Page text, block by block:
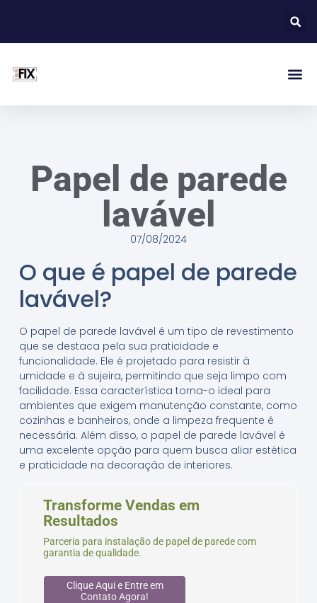
Papel de parede
lavável
07/08/2024
O que é papel de parede
lavável?
O papel de parede lavável é um tipo de revestimento
que se destaca pela sua praticidade e
funcionalidade. Ele é projetado para resistir à
umidade e à sujeira, permitindo que seja limpo com
facilidade. Essa característica torna-o ideal para
ambientes que exigem manutenção constante, como
cozinhas e banheiros, onde a limpeza frequente é
necessária. Além disso, o papel de parede lavável é
uma excelente opção para quem busca aliar estética
e praticidade na decoração de interiores.
Transforme Vendas em
Resultados
Parceria para instalação de papel de parede com
garantia de qualidade.
Clique Aqui e Entre em
Contato Agora!